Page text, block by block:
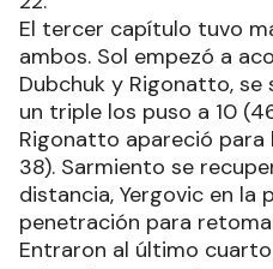
El tercer capítulo tuvo
ambos. Sol empezó a
Dubchuk y Rigonatto, se
un triple los puso a 10
Rigonatto apareció
38). Sarmiento se
distancia, Yergovic en la
penetración para
Entraron al último